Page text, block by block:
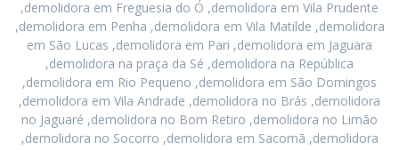
,demolidora em Freguesia do Ó ,demolidora em Vila Prudente
,demolidora em Penha ,demolidora em Vila Matilde ,demolidora
em São Lucas ,demolidora em Pari ,demolidora em Jaguara
,demolidora na praça da Sé ,demolidora na República
,demolidora em Rio Pequeno ,demolidora em São Domingos
,demolidora em Vila Andrade ,demolidora no Brás ,demolidora
no Jaguaré ,demolidora no Bom Retiro ,demolidora no Limão
,demolidora no Socorro ,demolidora em Sacomã ,demolidora